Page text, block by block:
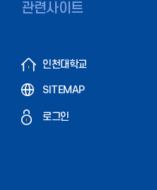
인천대학교
SITEMAP
로그인
관련사이트